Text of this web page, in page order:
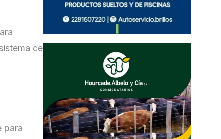
de
para